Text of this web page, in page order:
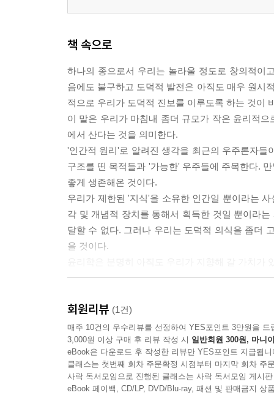
책 속으로
하나의 종으로서 우리는 놀라울 정도로 창의적이
음에도 불구하고 도덕적 발전은 아직도 매우 원시
적으로 우리가 도덕적 진보를 이루도록 하는 것이
이 말은 우리가 마침내 좀더 규모가 작은 윤리적
에서 산다는 것을 의미한다.
'인간적 원리'로 알려진 생각을 최근의 우주론자
구조를 띤 목적들과 '가능한' 우주들에 주목한다.
좋게 생존해온 것이다.
우리가 제한된 '지식'을 소유한 인간일 뿐이라는
각 및 개념적 장치를 통해서 획득한 것일 뿐이라
달할 수 없다. 그러나 우리는 도덕적 의식을 좀더
을 것이다.
회원리뷰 (1건)
매주 10건의 우수리뷰를 선정하여 YES포인트 3만원을 드
3,000원 이상 구매 후 리뷰 작성 시 일반회원 300원, 마니
eBook은 다운로드 후 작성한 리뷰만 YES포인트 지급됩니
클래스는 첫번째 회차 주문확정 시점부터 마지막 회차 주
사락 독서모임으로 진행된 클래스는 사락 독서모임 게시
eBook 페이백, CD/LP, DVD/Blu-ray, 패션 및 판매금지 상